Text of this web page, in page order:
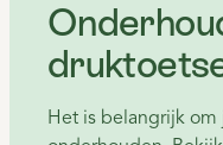
Het is belangrijk